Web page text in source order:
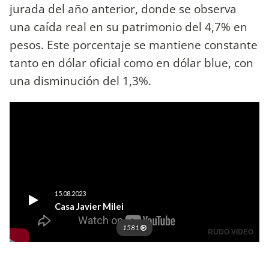
jurada del año anterior, donde se observa
una caída real en su patrimonio del 4,7% en
pesos. Este porcentaje se mantiene constante
tanto en dólar oficial como en dólar blue, con
una disminución del 1,3%.